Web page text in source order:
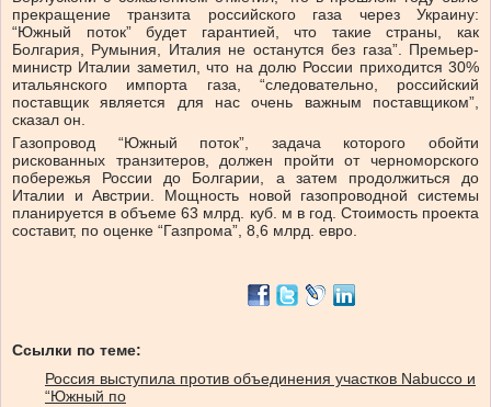
прекращение транзита российского газа через Украину:
“Южный поток” будет гарантией, что такие страны, как
Болгария, Румыния, Италия не останутся без газа”. Премьер-
министр Италии заметил, что на долю России приходится 30%
итальянского импорта газа, “следовательно, российский
поставщик является для нас очень важным поставщиком”,
сказал он.
Газопровод “Южный поток”, задача которого обойти
рискованных транзитеров, должен пройти от черноморского
побережья России до Болгарии, а затем продолжиться до
Италии и Австрии. Мощность новой газопроводной системы
планируется в объеме 63 млрд. куб. м в год. Стоимость проекта
составит, по оценке “Газпрома”, 8,6 млрд. евро.
Ссылки по теме:
Россия выступила против объединения участков Nabucco и
“Южный по